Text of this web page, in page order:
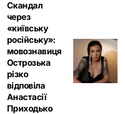
Скандал
через
«київську
російську»:
мовознавиця
Острозька
різко
відповіла
Анастасії
Приходько